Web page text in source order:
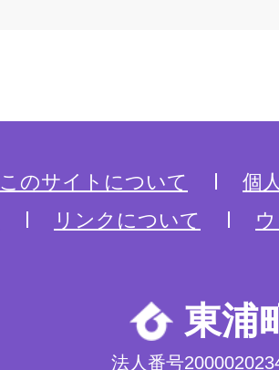
このサイトについて
個
リンクについて
東浦
法人番号